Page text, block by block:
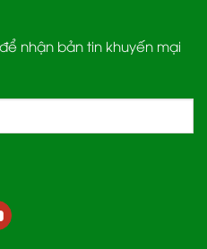
nhận bản tin khuyến mại